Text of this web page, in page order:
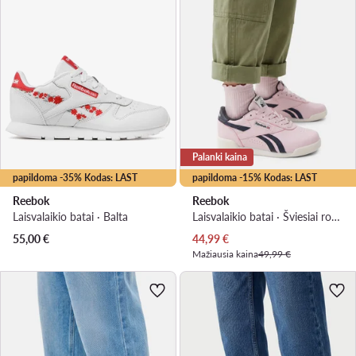
papildoma -35% Kodas: LAST
Reebok
Laisvalaikio batai · Balta
55,00€
papildoma -15% Kodas: LAST
Palanki kaina
Reebok
Laisvalaikio batai · Šviesiai rožinė
Dabartinė kaina
44,99€
Mažiausia kaina49,99 €